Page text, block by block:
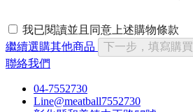
我已閱讀並且同意上述購物條款
繼續選購其他商品
下一步，填寫購
聯絡我們
04-7552730
Line@meatball7552730